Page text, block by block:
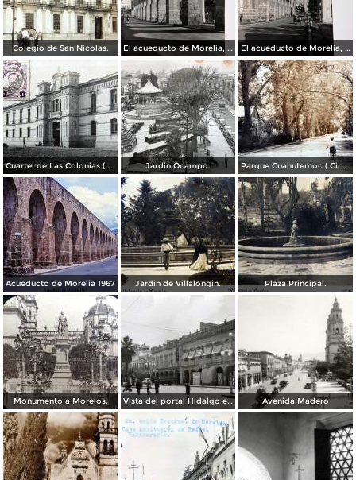
Colegio de San Nicolas. El acueducto de Morelia, Michoacán El acueducto de Morelia, Michoacán
Cuartel de Las Colonias ( Circulada el 1 de Abril de 1921 ). Jardin Ocampo. Parque Cuahutemoc ( Circulada el 24 de Junio de 1938 ).
Acueducto de Morelia 1967 Jardin de Villalongin. Plaza Principal.
Monumento a Morelos. Vista del portal Hidalgo en Morelia Michoacán ( Circulada el 6 de Abril de 1957 ). Avenida Madero